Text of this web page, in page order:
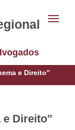
e Direito”
e Direito”